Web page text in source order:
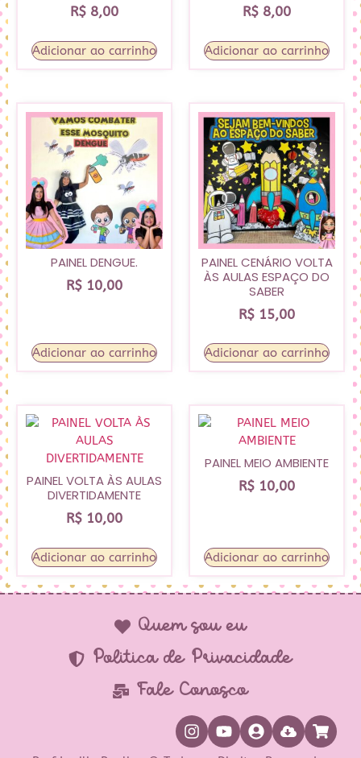
R$ 8,00
Adicionar ao carrinho
R$ 8,00
Adicionar ao carrinho
PAINEL DENGUE.
R$ 10,00
Adicionar ao carrinho
PAINEL CENÁRIO VOLTA
ÀS AULAS ESPAÇO DO
SABER
R$ 15,00
Adicionar ao carrinho
PAINEL VOLTA ÀS AULAS
DIVERTIDAMENTE
R$ 10,00
Adicionar ao carrinho
PAINEL MEIO AMBIENTE
R$ 10,00
Adicionar ao carrinho
Quem sou eu
Política de Privacidade
Fale Conosco